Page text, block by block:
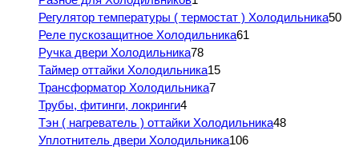
Регулятор температуры ( термостат ) Холодильника50
Реле пускозащитное Холодильника61
Ручка двери Холодильника78
Таймер оттайки Холодильника15
Трансформатор Холодильника7
Трубы, фитинги, локринги4
Тэн ( нагреватель ) оттайки Холодильника48
Уплотнитель двери Холодильника106